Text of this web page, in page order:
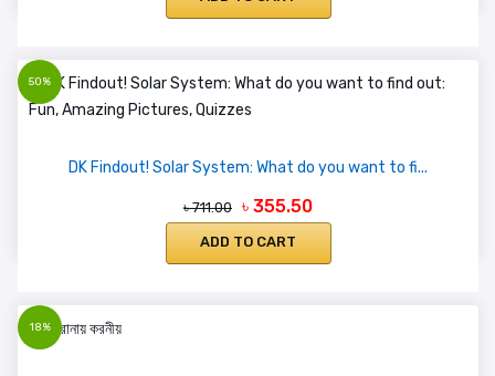
50%
DK Findout! Solar System: What do you want to fi...
৳ 711.00 ৳ 355.50
ADD TO CART
18%